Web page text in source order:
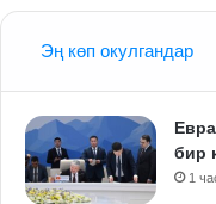
Эң көп окулгандар
бир
1